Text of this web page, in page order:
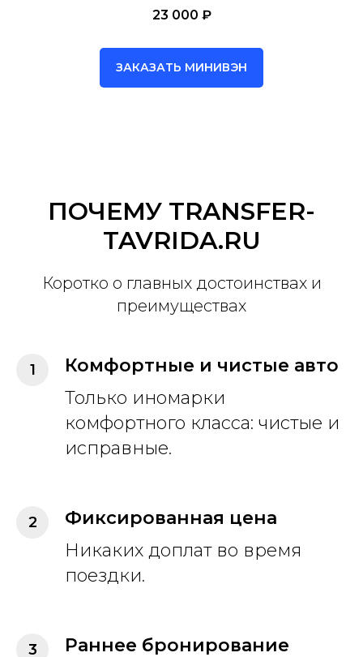
23 000 ₽
ЗАКАЗАТЬ МИНИВЭН
ПОЧЕМУ TRANSFER-
TAVRIDA.RU
Коротко о главных достоинствах и
преимуществах
Комфортные и чистые авто
Только иномарки
комфортного класса: чистые и
исправные.
Фиксированная цена
Никаких доплат во время
поездки.
Раннее бронирование